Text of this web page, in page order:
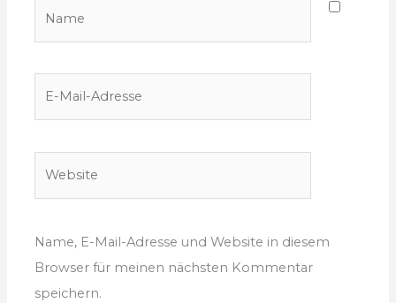
Name, E-Mail-Adresse und Website in diesem
Browser für meinen nächsten Kommentar
speichern.